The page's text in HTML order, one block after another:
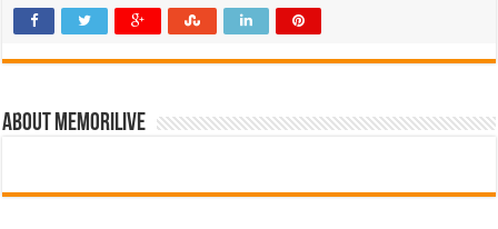
About memorilive